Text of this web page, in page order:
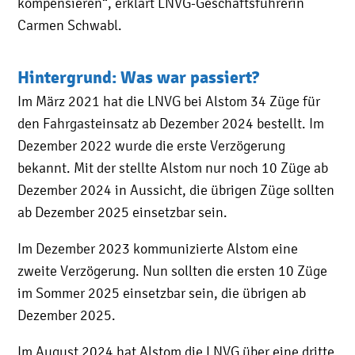
Carmen Schwabl.
Hintergrund: Was war passiert?
Im März 2021 hat die LNVG bei Alstom 34 Züge für
den Fahrgasteinsatz ab Dezember 2024 bestellt. Im
Dezember 2022 wurde die erste Verzögerung
bekannt. Mit der stellte Alstom nur noch 10 Züge ab
Dezember 2024 in Aussicht, die übrigen Züge sollten
ab Dezember 2025 einsetzbar sein.
Im Dezember 2023 kommunizierte Alstom eine
zweite Verzögerung. Nun sollten die ersten 10 Züge
im Sommer 2025 einsetzbar sein, die übrigen ab
Dezember 2025.
Im August 2024 hat Alstom die LNVG über eine dritte